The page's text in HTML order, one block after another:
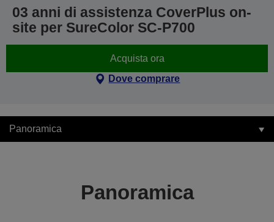
03 anni di assistenza CoverPlus on-
site per SureColor SC-P700
Acquista ora
Dove comprare
Panoramica
Panoramica